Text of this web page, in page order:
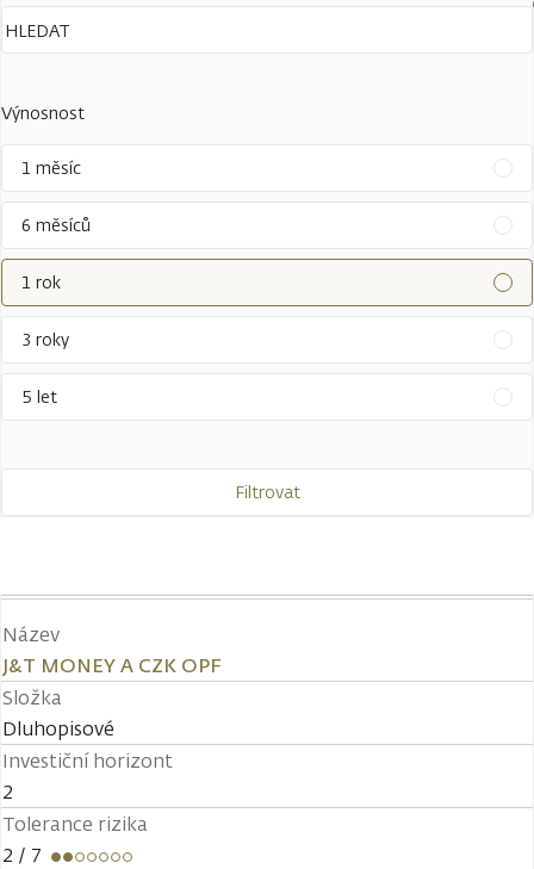
Výnosnost
1 měsíc
6 měsíců
1 rok
3 roky
5 let
Filtrovat
Název
J&T MONEY A CZK OPF
Složka
Dluhopisové
Investiční horizont
2
Tolerance rizika
2 / 7